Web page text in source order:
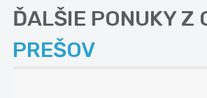
ĎALŠIE PONUKY Z
PREŠOV